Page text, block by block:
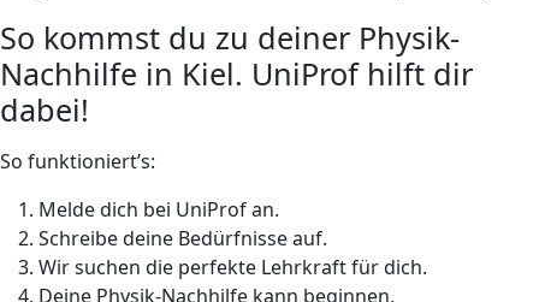
So kommst du zu deiner Physik-
Nachhilfe in Kiel. UniProf hilft dir
dabei!
So funktioniert’s:
Melde dich bei UniProf an.
Schreibe deine Bedürfnisse auf.
Wir suchen die perfekte Lehrkraft für dich.
Deine Physik-Nachhilfe kann beginnen.